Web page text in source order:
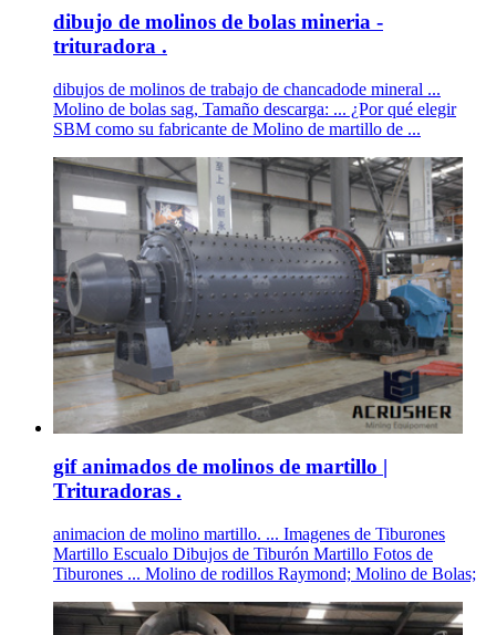
dibujo de molinos de bolas mineria -
trituradora .
dibujos de molinos de trabajo de chancadode mineral ...
Molino de bolas sag, Tamaño descarga: ... ¿Por qué elegir
SBM como su fabricante de Molino de martillo de ...
gif animados de molinos de martillo |
Trituradoras .
animacion de molino martillo. ... Imagenes de Tiburones
Martillo Escualo Dibujos de Tiburón Martillo Fotos de
Tiburones ... Molino de rodillos Raymond; Molino de Bolas;